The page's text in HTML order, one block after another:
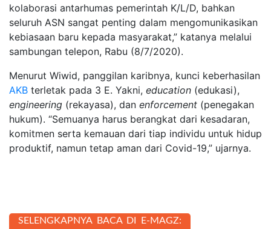
kolaborasi antarhumas pemerintah K/L/D, bahkan
seluruh ASN sangat penting dalam mengomunikasikan
kebiasaan baru kepada masyarakat,” katanya melalui
sambungan telepon, Rabu (8/7/2020).
Menurut Wiwid, panggilan karibnya, kunci keberhasilan
AKB terletak pada 3 E. Yakni, education (edukasi),
engineering (rekayasa), dan enforcement (penegakan
hukum). “Semuanya harus berangkat dari kesadaran,
komitmen serta kemauan dari tiap individu untuk hidup
produktif, namun tetap aman dari Covid-19,” ujarnya.
SELENGKAPNYA BACA DI E-MAGZ: